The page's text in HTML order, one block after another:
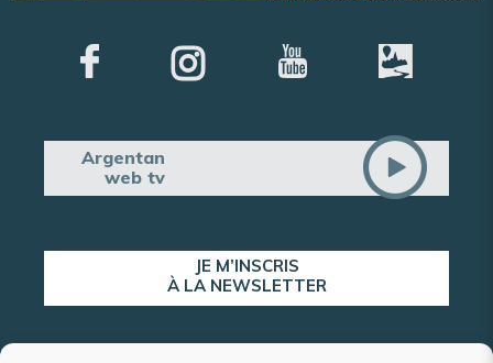
Argentan
web tv
JE M’INSCRIS
À LA NEWSLETTER